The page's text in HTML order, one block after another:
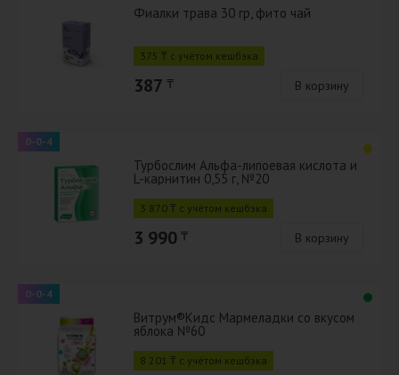
Фиалки трава 30 гр, фито чай
375 ₸ с учётом кешбэка
387 ₸ В корзину
0-0-4
Турбослим Альфа-липоевая кислота и
L-карнитин 0,55 г, №20
3 870 ₸ с учётом кешбэка
3 990 ₸ В корзину
0-0-4
Витрум®Кидс Мармеладки со вкусом
яблока №60
8 201 ₸ с учётом кешбэка